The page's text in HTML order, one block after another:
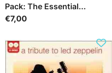
Pack: The Essential
Collection
Обычная
€7,00